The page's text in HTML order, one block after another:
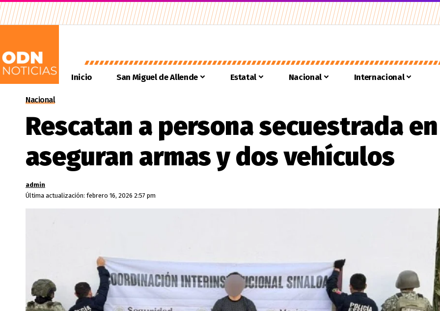
Inicio San Miguel de Allende Estatal Nacional Internacional
Nacional
Rescatan a persona secuestrada
aseguran armas y dos vehículos
Última actualización: febrero 16, 2026 2:57 pm
admin